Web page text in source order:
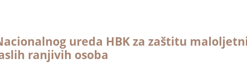
ureda HBK za zaštitu
ranjivih osoba